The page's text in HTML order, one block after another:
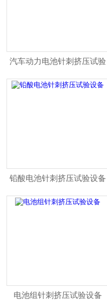
汽车动力电池针刺挤压试验
设备
铅酸电池针刺挤压试验设备
电池组针刺挤压试验设备